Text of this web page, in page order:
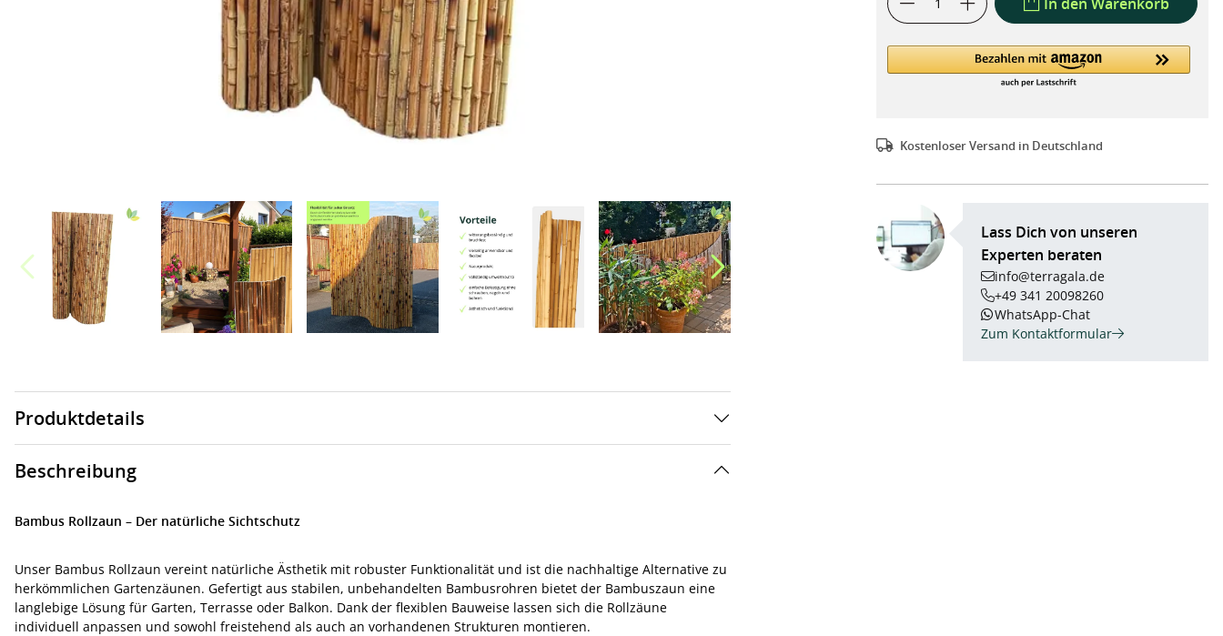
Kostenloser Versand in Deutschland
Lass Dich von unseren
Experten beraten
info@terragala.de
+49 341 20098260
WhatsApp-Chat
Zum Kontaktformular
Produktdetails
Beschreibung
Bambus Rollzaun – Der natürliche Sichtschutz
Unser Bambus Rollzaun vereint natürliche Ästhetik mit robuster Funktionalität und ist die nachhaltige Alternative zu
herkömmlichen Gartenzäunen. Gefertigt aus stabilen, unbehandelten Bambusrohren bietet der Bambuszaun eine
langlebige Lösung für Garten, Terrasse oder Balkon. Dank der flexiblen Bauweise lassen sich die Rollzäune
individuell anpassen und sowohl freistehend als auch an vorhandenen Strukturen montieren.